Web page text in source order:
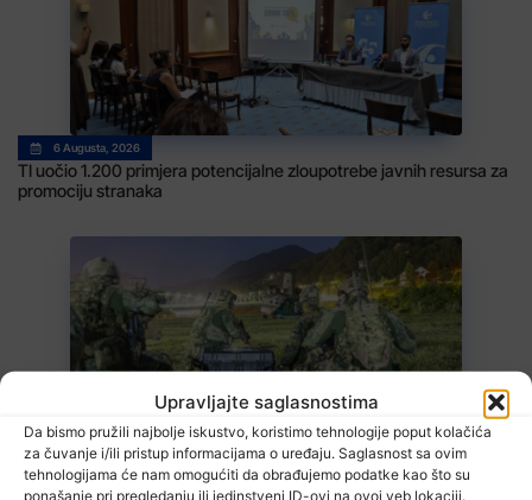
Upravljajte saglasnostima
Da bismo pružili najbolje iskustvo, koristimo tehnologije poput kolačića
za čuvanje i/ili pristup informacijama o uređaju. Saglasnost sa ovim
tehnologijama će nam omogućiti da obrađujemo podatke kao što su
ponašanje pri pregledanju ili jedinstveni ID-ovi na ovoj veb lokaciji.
6 Augusta, 2026
TI uočio 1.200 primjera potencijalne zloupotrebe javnih resursa za
promociju stranaka
EUFOR izveo vježbu nedaleko od Foče, uoči vježbe ‘Brzi odgovor
2026’